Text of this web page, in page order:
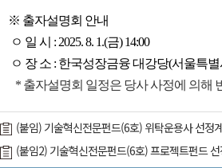
※ 출자설명회 안내
ㅇ 일 시 : 2025. 8. 1.(금) 14:00
ㅇ 장 소 : 한국성장금융 대강당(서울특
* 출자설명회 일정은 당사 사정에 의해
(붙임) 기술혁신전문펀드(6호) 위탁운용사 선정
(붙임2) 기술혁신전문펀드(6호) 프로젝트펀드